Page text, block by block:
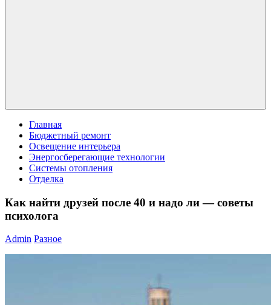
Главная
Бюджетный ремонт
Освещение интерьера
Энергосберегающие технологии
Системы отопления
Отделка
Как найти друзей после 40 и надо ли — советы
психолога
Admin Разное